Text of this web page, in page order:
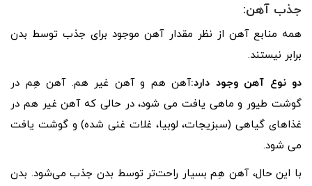
جذب آهن:
همه منابع آهن از نظر مقدار آهن موجود برای جذب توسط بدن
برابر نیستند.
دو نوع آهن وجود دارد:آهن هم و آهن غیر هم. آهن هِم در
گوشت طیور و ماهی یافت می شود، در حالی که آهن غیر هم در
غذاهای گیاهی (سبزیجات، لوبیا، غلات غنی شده) و گوشت یافت
می شود.
با این حال، آهن هِم بسیار راحت‌تر توسط بدن جذب می‌شود. بدن